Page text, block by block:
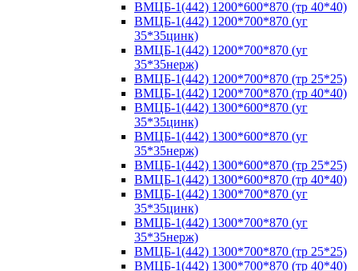
ВМЦБ-1(442) 1200*600*870 (тр 40*40)
ВМЦБ-1(442) 1200*700*870 (уг
35*35цинк)
ВМЦБ-1(442) 1200*700*870 (уг
35*35нерж)
ВМЦБ-1(442) 1200*700*870 (тр 25*25)
ВМЦБ-1(442) 1200*700*870 (тр 40*40)
ВМЦБ-1(442) 1300*600*870 (уг
35*35цинк)
ВМЦБ-1(442) 1300*600*870 (уг
35*35нерж)
ВМЦБ-1(442) 1300*600*870 (тр 25*25)
ВМЦБ-1(442) 1300*600*870 (тр 40*40)
ВМЦБ-1(442) 1300*700*870 (уг
35*35цинк)
ВМЦБ-1(442) 1300*700*870 (уг
35*35нерж)
ВМЦБ-1(442) 1300*700*870 (тр 25*25)
ВМЦБ-1(442) 1300*700*870 (тр 40*40)